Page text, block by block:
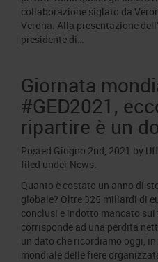
collaborazione siglato da
Verona. Alla presentazione
presidente di…
Giornata
#GED2021,
ripartire è un
Posted Giugno 2nd, 2021 by
filed under News.
Quanto è costato un anno di
globale? Oltre 325 miliardi di
conclusi e indotto mancato
corrisponde ad una perdita
un dato che ricordiamo oggi,
mondiale delle fiere